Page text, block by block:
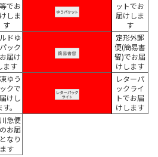
でお
しま
す
ットでお
届けしま
す
ドゆ
ック
届け
ます
定形外郵
便(簡易書
留)でお届
けします
ゆう
クで
けし
す。
レターパ
ックライ
トでお届
けします
急便
お届
なり
ます